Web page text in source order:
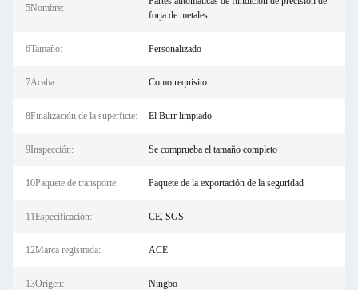
5Nombre:
forja de metales
6Tamaño: Personalizado
7Acaba.: Como requisito
8Finalización de la superficie: El Burr limpiado
9Inspección: Se comprueba el tamaño completo
10Paquete de transporte: Paquete de la exportación de la seguridad
11Especificación: CE, SGS
12Marca registrada: ACE
13Origen: Ningbo